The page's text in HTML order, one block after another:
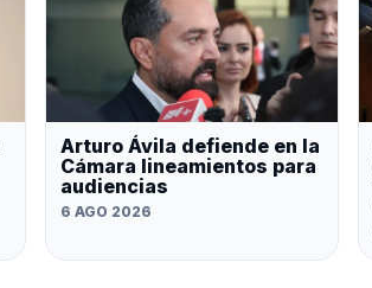
Arturo Ávila defiende en la
Cámara lineamientos para
audiencias
6 AGO 2026